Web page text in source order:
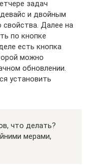
задач
и двойным
Далее на
по кнопке
есть кнопка
можно
обновлении.
установить
что делать?
мерами,